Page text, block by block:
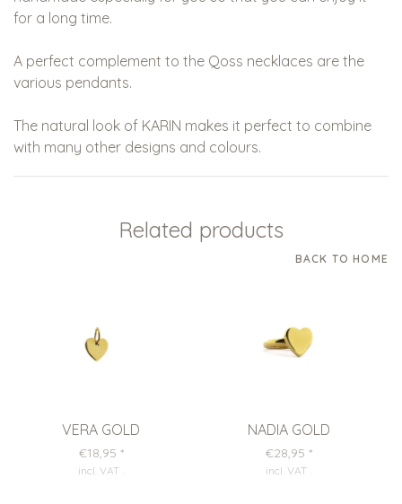
for a long time.
A perfect complement to the Qoss necklaces are the
various pendants.
The natural look of KARIN makes it perfect to combine
with many other designs and colours.
Related products
BACK TO HOME
VERA GOLD
€18,95 *
incl. VAT
NADIA GOLD
€28,95 *
incl. VAT